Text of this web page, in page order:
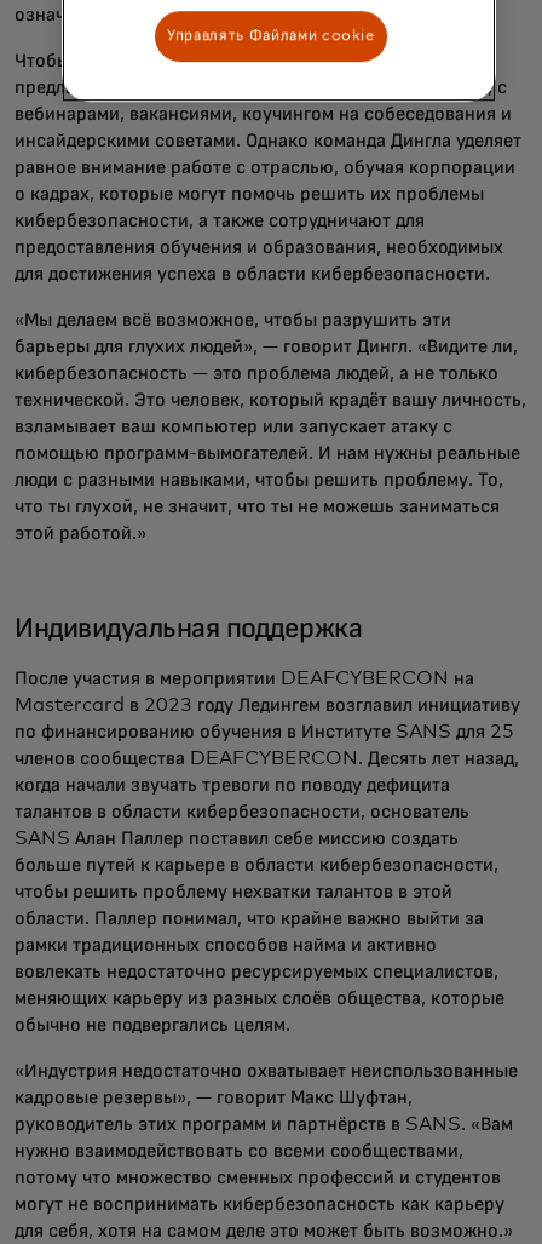
означает, что кандидат не понимает тему.
Чтобы преодолеть эти барьеры, DEAFCYBERCON
предлагает онлайн-сообщество, похожее на LinkedIn, с
вебинарами, вакансиями, коучингом на собеседования и
инсайдерскими советами. Однако команда Дингла уделяет
равное внимание работе с отраслью, обучая корпорации
о кадрах, которые могут помочь решить их проблемы
кибербезопасности, а также сотрудничают для
предоставления обучения и образования, необходимых
для достижения успеха в области кибербезопасности.
«Мы делаем всё возможное, чтобы разрушить эти
барьеры для глухих людей», — говорит Дингл. «Видите ли,
кибербезопасность — это проблема людей, а не только
технической. Это человек, который крадёт вашу личность,
взламывает ваш компьютер или запускает атаку с
помощью программ-вымогателей. И нам нужны реальные
люди с разными навыками, чтобы решить проблему. То,
что ты глухой, не значит, что ты не можешь заниматься
этой работой.»
Индивидуальная поддержка
После участия в мероприятии DEAFCYBERCON на
Mastercard в 2023 году Ледингем возглавил инициативу
по финансированию обучения в Институте SANS для 25
членов сообщества DEAFCYBERCON. Десять лет назад,
когда начали звучать тревоги по поводу дефицита
талантов в области кибербезопасности, основатель
SANS Алан Паллер поставил себе миссию создать
больше путей к карьере в области кибербезопасности,
чтобы решить проблему нехватки талантов в этой
области. Паллер понимал, что крайне важно выйти за
рамки традиционных способов найма и активно
вовлекать недостаточно ресурсируемых специалистов,
меняющих карьеру из разных слоёв общества, которые
обычно не подвергались целям.
«Индустрия недостаточно охватывает неиспользованные
кадровые резервы», — говорит Макс Шуфтан,
руководитель этих программ и партнёрств в SANS. «Вам
нужно взаимодействовать со всеми сообществами,
потому что множество сменных профессий и студентов
могут не воспринимать кибербезопасность как карьеру
для себя, хотя на самом деле это может быть возможно.»
Управлять Файлами cookie